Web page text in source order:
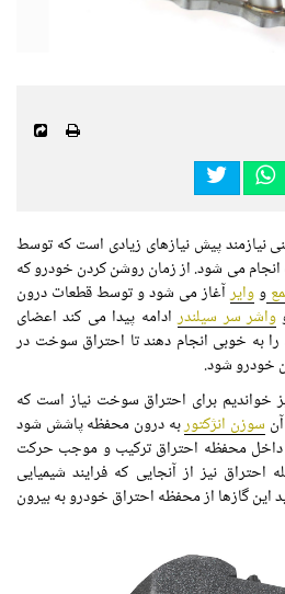
نیازمند پیش نیازهای زیادی است که توسط
می شود. از زمان روشن کردن خودرو که
ووایرآغاز می شود و توسط قطعات درون
واشر سر سیلندرادامه پیدا می کند اعضای
به خوبی انجام دهند تا احتراق سوخت در
خودرو شود.
خواندیم برای احتراق سوخت نیاز است که
سوزن انژکتوربه درون محفظه پاشش شود
داخل محفظه احتراق ترکیب و موجب حرکت
نیز از آنجایی که فرایند شیمیایی
این گازها از محفظه احتراق خودرو به بیرون